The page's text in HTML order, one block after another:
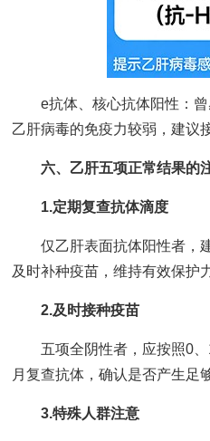
e抗体、核心抗体阳性：曾
乙肝病毒的免疫力较弱，建议
六、乙肝五项正常结果的
1.定期复查抗体滴度
仅乙肝表面抗体阳性者，建
及时补种疫苗，维持有效保护力
2.及时接种疫苗
五项全阴性者，应按照0、1
月复查抗体，确认是否产生足
3.特殊人群注意